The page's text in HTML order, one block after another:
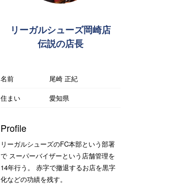
リーガルシューズ岡崎店
伝説の店長
名前
尾崎 正紀
住まい
愛知県
Profile
リーガルシューズのFC本部という部署
で スーパーバイザーという店舗管理を
14年行う。 赤字で撤退するお店を黒字
化などの功績を残す。